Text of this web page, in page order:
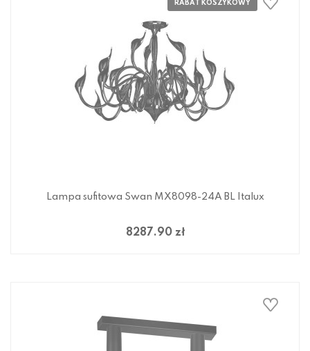
Lampa sufitowa Swan MX8098-24A BL Italux
8287.90 zł